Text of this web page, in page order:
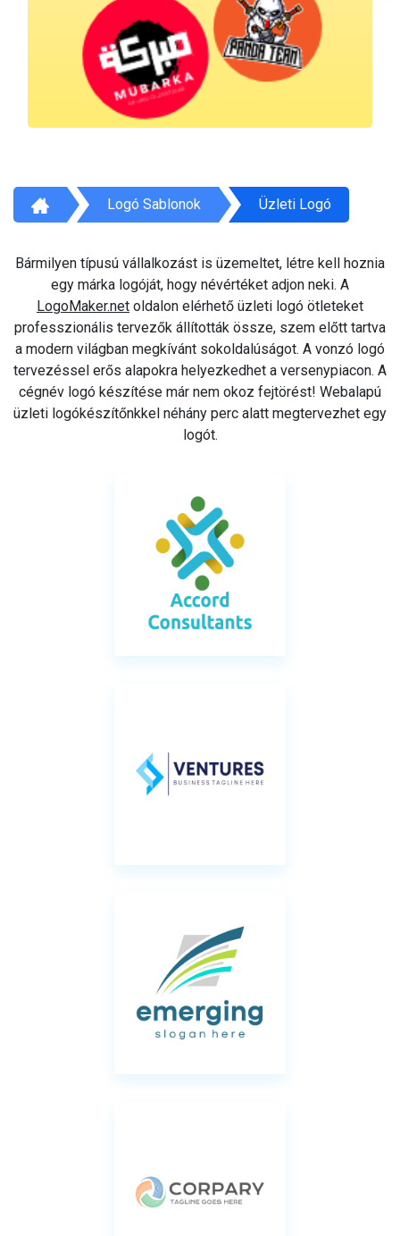
Logó Sablonok Üzleti Logó
Bármilyen típusú vállalkozást is üzemeltet, létre kell hoznia
egy márka logóját, hogy névértéket adjon neki. A
LogoMaker.net oldalon elérhető üzleti logó ötleteket
professzionális tervezők állították össze, szem előtt tartva
a modern világban megkívánt sokoldalúságot. A vonzó logó
tervezéssel erős alapokra helyezkedhet a versenypiacon. A
cégnév logó készítése már nem okoz fejtörést! Webalapú
üzleti logókészítőnkkel néhány perc alatt megtervezhet egy
logót.